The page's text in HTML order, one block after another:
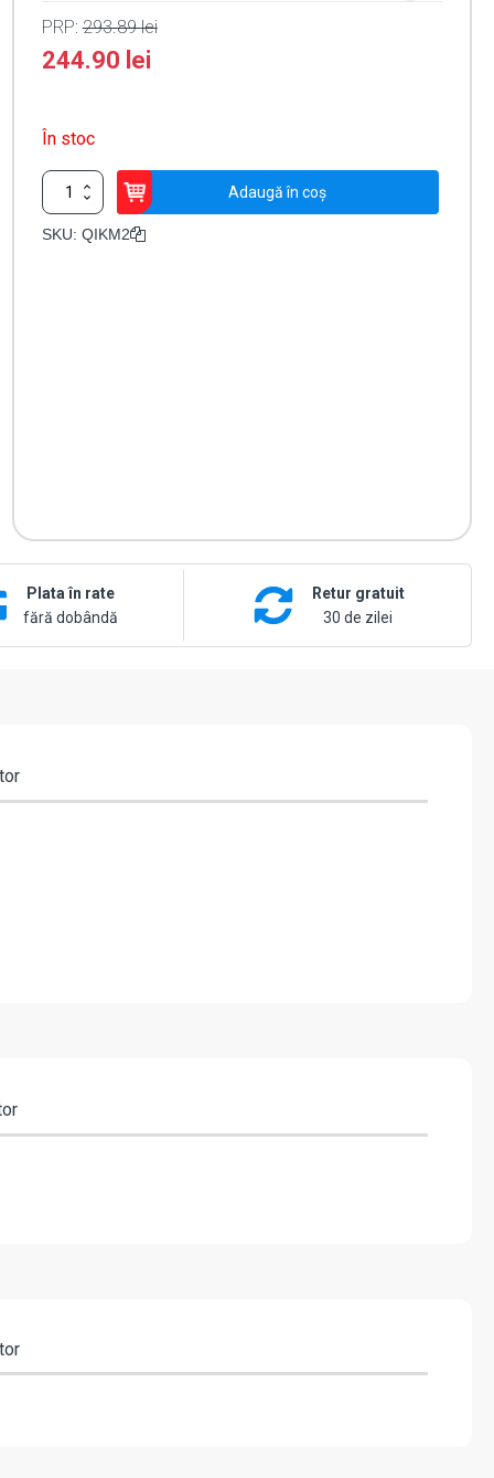
PRP:293.89lei
244.90 lei
În stoc
Cantitate
Arc
verde
Adaugă în coș
SKU: QIKM2
Plata în rate
fără dobândă
Retur gratuit
30 de zilei